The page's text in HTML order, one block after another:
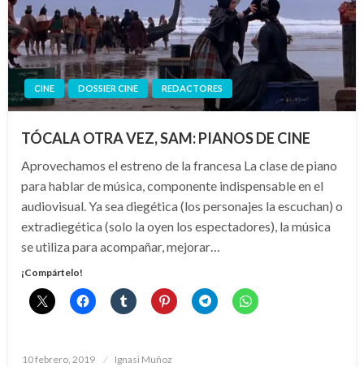
CINE DOSSIER CINE REDACTORES
TÓCALA OTRA VEZ, SAM: PIANOS DE CINE
Aprovechamos el estreno de la francesa La clase de piano
para hablar de música, componente indispensable en el
audiovisual. Ya sea diegética (los personajes la escuchan) o
extradiegética (solo la oyen los espectadores), la música
se utiliza para acompañar, mejorar…
¡Compártelo!
Publicado
10 febrero, 2019 Ignasi Muñoz